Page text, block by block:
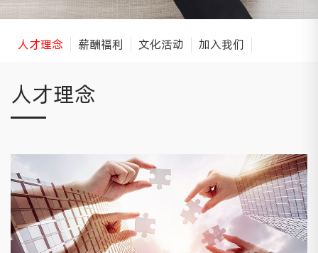
人才理念 薪酬福利 文化活动 加入我们
人才理念